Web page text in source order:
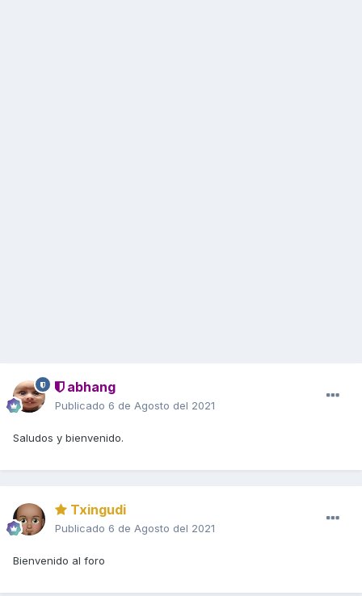
abhang
Publicado 6 de Agosto del 2021
Saludos y bienvenido.
Txingudi
Publicado 6 de Agosto del 2021
Bienvenido al foro